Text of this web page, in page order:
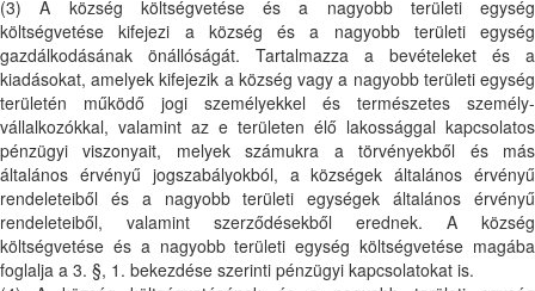
(3) A község költségvetése és a nagyobb területi egység
költségvetése kifejezi a község és a nagyobb területi egység
gazdálkodásának önállóságát. Tartalmazza a bevételeket és a
kiadásokat, amelyek kifejezik a község vagy a nagyobb területi egység
területén működő jogi személyekkel és természetes személy-
vállalkozókkal, valamint az e területen élő lakossággal kapcsolatos
pénzügyi viszonyait, melyek számukra a törvényekből és más
általános érvényű jogszabályokból, a községek általános érvényű
rendeleteiből és a nagyobb területi egységek általános érvényű
rendeleteiből, valamint szerződésekből erednek. A község
költségvetése és a nagyobb területi egység költségvetése magába
foglalja a 3. §, 1. bekezdése szerinti pénzügyi kapcsolatokat is.